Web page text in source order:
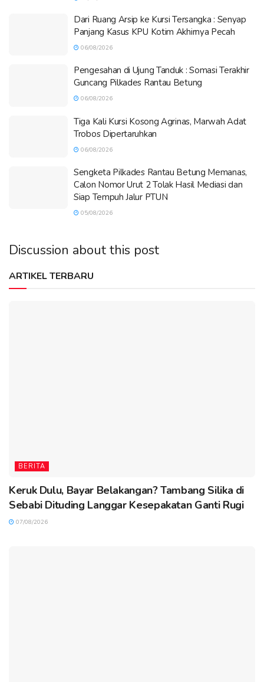
Dari Ruang Arsip ke Kursi Tersangka : Senyap
Panjang Kasus KPU Kotim Akhirnya Pecah
06/08/2026
Pengesahan di Ujung Tanduk : Somasi Terakhir
Guncang Pilkades Rantau Betung
06/08/2026
Tiga Kali Kursi Kosong Agrinas, Marwah Adat
Trobos Dipertaruhkan
06/08/2026
Sengketa Pilkades Rantau Betung Memanas,
Calon Nomor Urut 2 Tolak Hasil Mediasi dan
Siap Tempuh Jalur PTUN
05/08/2026
Discussion about this post
ARTIKEL TERBARU
BERITA
Keruk Dulu, Bayar Belakangan? Tambang Silika di
Sebabi Dituding Langgar Kesepakatan Ganti Rugi
07/08/2026